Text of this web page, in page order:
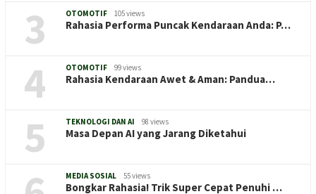
3 OTOMOTIF 105 views
Rahasia Performa Puncak Kendaraan Anda: P…
4 OTOMOTIF 99 views
Rahasia Kendaraan Awet & Aman: Pandua…
5 TEKNOLOGI DAN AI 98 views
Masa Depan AI yang Jarang Diketahui
MEDIA SOSIAL 55 views
Bongkar Rahasia! Trik Super Cepat Penuhi …